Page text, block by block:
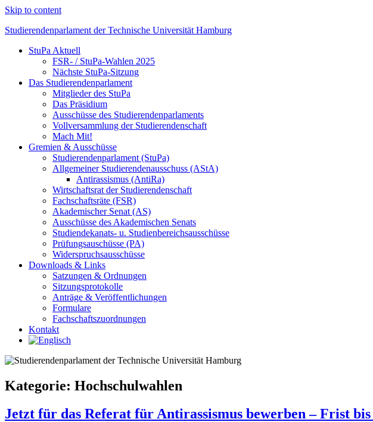
Skip to content
Studierendenparlament der Technische Universität Hamburg
Studierendenparlament der TUHH
StuPa Aktuell
FSR- / StuPa-Wahlen 2025
Nächste StuPa-Sitzung
Das Studierendenparlament
Mitglieder des StuPa
Das Präsidium
Ausschüsse des Studierendenparlaments
Vollversammlung der Studierendenschaft
Mach Mit!
Gremien & Ausschüsse
Studierendenparlament (StuPa)
Allgemeiner Studierendenausschuss (AStA)
Antirassismus (AntiRa)
Wirtschaftsrat der Studierendenschaft
Fachschaftsräte (FSR)
Akademischer Senat (AS)
Ausschüsse des Akademischen Senats
Studiendekanats- u. Studienbereichsausschüsse
Prüfungsauschüsse (PA)
Widerspruchsausschüsse
Downloads & Links
Satzungen & Ordnungen
Sitzungsprotokolle
Anträge & Veröffentlichungen
Formulare
Fachschaftszuordnungen
Kontakt
Kategorie: Hochschulwahlen
Jetzt für das Referat für Antirassismus bewerben – Frist bis